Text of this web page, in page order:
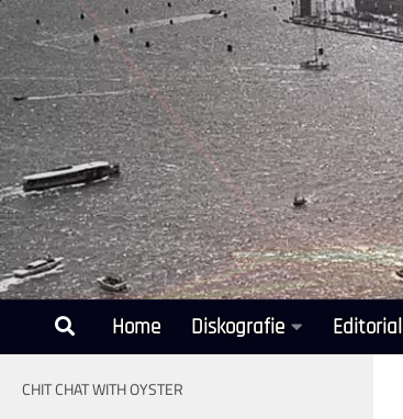
Unter dem Inhalt
Home Diskografie Editorial
CHIT CHAT WITH OYSTER